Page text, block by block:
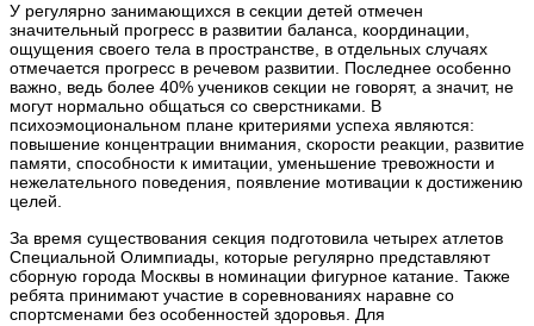
У регулярно занимающихся в секции детей отмечен
значительный прогресс в развитии баланса, координации,
ощущения своего тела в пространстве, в отдельных случаях
отмечается прогресс в речевом развитии. Последнее особенно
важно, ведь более 40% учеников секции не говорят, а значит, не
могут нормально общаться со сверстниками. В
психоэмоциональном плане критериями успеха являются:
повышение концентрации внимания, скорости реакции, развитие
памяти, способности к имитации, уменьшение тревожности и
нежелательного поведения, появление мотивации к достижению
целей.
За время существования секция подготовила четырех атлетов
Специальной Олимпиады, которые регулярно представляют
сборную города Москвы в номинации фигурное катание. Также
ребята принимают участие в соревнованиях наравне со
спортсменами без особенностей здоровья. Для